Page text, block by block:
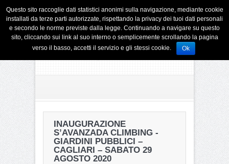
INAUGURAZIONE
S’AVANZADA CLIMBING -
GIARDINI PUBBLICI –
CAGLIARI – SABATO 29
AGOSTO 2020
Questo sito raccoglie dati statistici anonimi sulla navigazione, mediante cookie
installati da terze parti autorizzate, rispettando la privacy dei tuoi dati personali
e secondo le norme previste dalla legge. Continuando a navigare su questo
sito, cliccando sui link al suo interno o semplicemente scrollando la pagina
verso il basso, accetti il servizio e gli stessi cookie.
Ok